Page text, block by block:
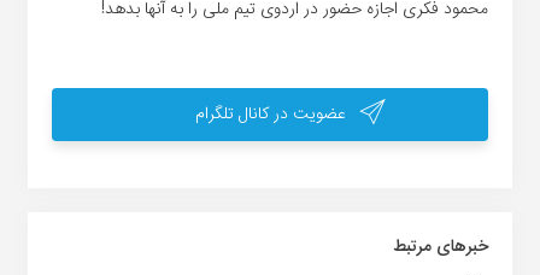
محمود فکری اجازه حضور در اردوی تیم ملی را به آنها بدهد!
عضویت در کانال تلگرام
خبر‌های مرتبط